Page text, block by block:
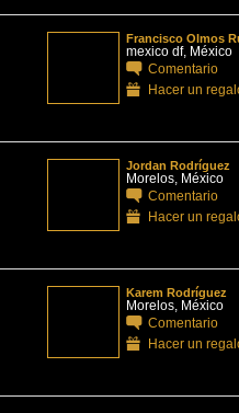
Francisco Olmos
mexico df, México
Comentario
Hacer un
Jordan Rodríguez
Morelos, México
Comentario
Hacer un
Karem Rodríguez
Morelos, México
Comentario
Hacer un